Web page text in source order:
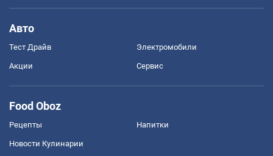
Авто
Тест Драйв Электромобили
Акции Сервис
Food Oboz
Рецепты Напитки
Новости Кулинарии